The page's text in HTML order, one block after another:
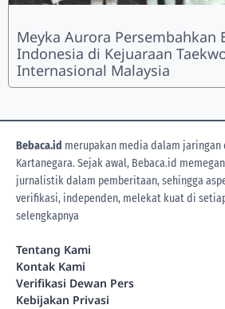
Meyka Aurora Persembahkan
Indonesia di Kejuaraan
Internasional Malaysia
Bebaca.id merupakan media dalam jaringan
Kartanegara. Sejak awal, Bebaca.id
jurnalistik dalam pemberitaan, sehingga
verifikasi, independen, melekat kuat di
selengkapnya
Tentang Kami
Kontak Kami
Verifikasi Dewan Pers
Kebijakan Privasi